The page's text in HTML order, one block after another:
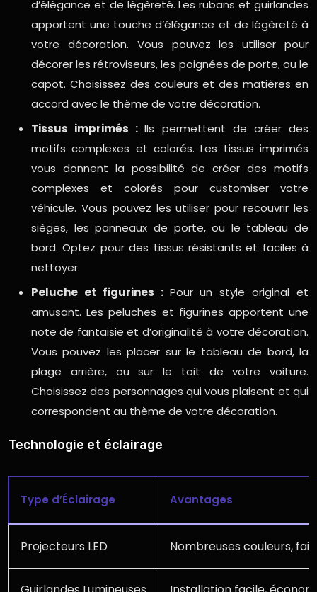
d’élégance et de légèreté. Les rubans et guirlandes
apportent une touche d’élégance et de légèreté à
votre décoration. Vous pouvez les utiliser pour
décorer les rétroviseurs, les poignées de porte, ou le
capot. Choisissez des couleurs et des matières en
accord avec le thème de votre décoration.
Tissus imprimés :Ils permettent de créer des
motifs complexes et colorés. Les tissus imprimés
vous donnent la possibilité de créer des motifs
complexes et colorés pour customiser votre
véhicule. Vous pouvez les utiliser pour recouvrir les
sièges, les panneaux de porte, ou le tableau de
bord. Optez pour des tissus résistants et faciles à
nettoyer.
Peluche et figurines : Pour un style original et
amusant. Les peluches et figurines apportent une
note de fantaisie et d’originalité à votre décoration.
Vous pouvez les placer sur le tableau de bord, la
plage arrière, ou sur le toit de votre voiture.
Choisissez des personnages qui vous plaisent et qui
correspondent au thème de votre décoration.
Technologie et éclairage
Type d’Éclairage Avantages
Projecteurs LED Nombreuses couleurs,